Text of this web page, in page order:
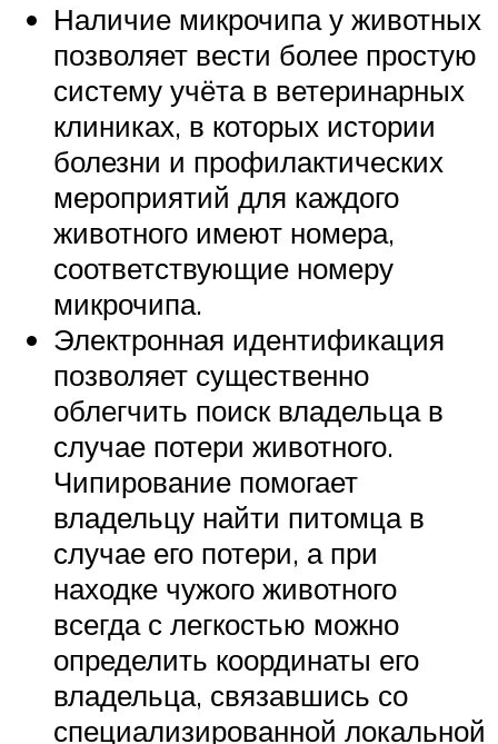
Наличие микрочипа у животных
позволяет вести более простую
систему учёта в ветеринарных
клиниках, в которых истории
болезни и профилактических
мероприятий для каждого
животного имеют номера,
соответствующие номеру
микрочипа.
Электронная идентификация
позволяет существенно
облегчить поиск владельца в
случае потери животного.
Чипирование помогает
владельцу найти питомца в
случае его потери, а при
находке чужого животного
всегда с легкостью можно
определить координаты его
владельца, связавшись со
специализированной локальной